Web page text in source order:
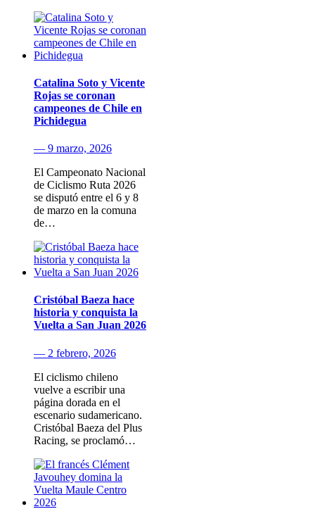
Catalina Soto y Vicente
Rojas se coronan
campeones de Chile en
Pichidegua
— 9 marzo, 2026
El Campeonato Nacional
de Ciclismo Ruta 2026
se disputó entre el 6 y 8
de marzo en la comuna
de…
Cristóbal Baeza hace
historia y conquista la
Vuelta a San Juan 2026
— 2 febrero, 2026
El ciclismo chileno
vuelve a escribir una
página dorada en el
escenario sudamericano.
Cristóbal Baeza del Plus
Racing, se proclamó…